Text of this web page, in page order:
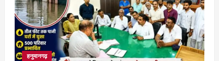
हनुमानगढ़